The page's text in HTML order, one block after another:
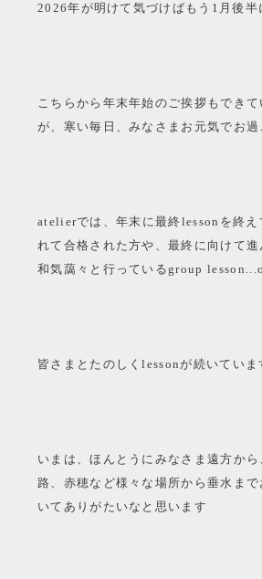
2026年が明けて気づけばもう1月後半
こちらから年末年始のご挨拶もでき
が、寒い毎日、みなさまお元気でお過
atelierでは、年末に最終lessonを終え
れて合格された方や、最終に向けて
和気藹々と行っているgroup
皆さまとたのしくlessonが続いてい
いまは、ほんとうにみなさま遠方か
路、赤穂など様々な場所から垂水ま
いてありがたいなと思います